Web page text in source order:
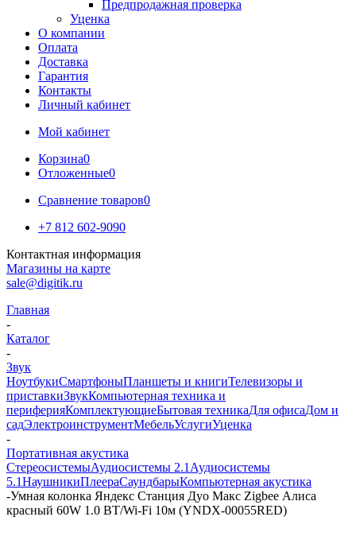
Предпродажная проверка
Уценка
О компании
Оплата
Доставка
Гарантия
Контакты
Личный кабинет
Мой кабинет
Корзина0
Отложенные0
Сравнение товаров0
+7 812 602-9090
Контактная информация
Магазины на карте
sale@digitik.ru
Главная
-
Каталог
-
Звук
НоутбукиСмартфоныПланшеты и книгиТелевизоры и
приставкиЗвукКомпьютерная техника и
периферияКомплектующиеБытовая техникаДля офисаДом и
садЭлектроинструментМебельУслугиУценка
-
Портативная акустика
СтереосистемыАудиосистемы 2.1 Аудиосистемы
5.1НаушникиПлеераСаундбарыКомпьютерная акустика
-Умная колонка Яндекс Станция Дуо Макс Zigbee Алиса
красный 60W 1.0 BT/Wi-Fi 10м (YNDX-00055RED)